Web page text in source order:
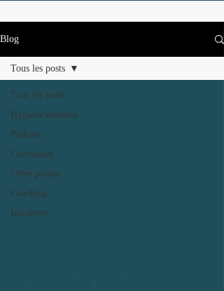
Blog
Tous les posts
Hygiène mentale
Podcast
Cocréation
Offre promo
Coaching
Infolettre
Tous les posts